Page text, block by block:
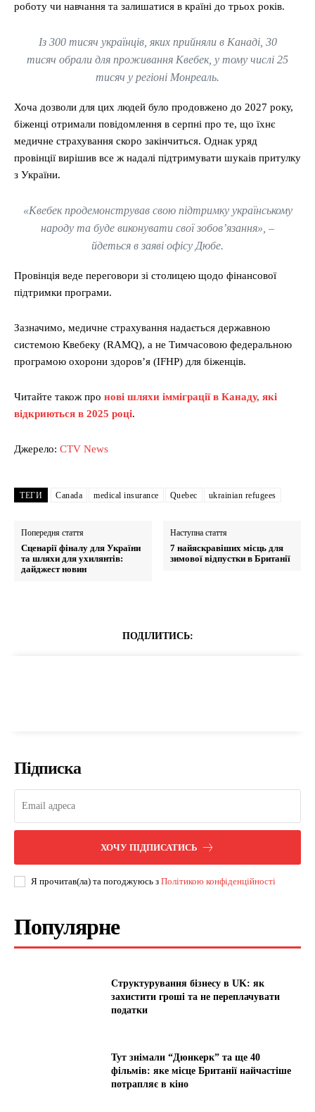
роботу чи навчання та залишатися в країні до трьох років.
Із 300 тисяч українців, яких прийняли в Канаді, 30
тисяч обрали для проживання Квебек, у тому числі 25
тисяч у регіоні Монреаль.
Хоча дозволи для цих людей було продовжено до 2027 року,
біженці отримали повідомлення в серпні про те, що їхнє
медичне страхування скоро закінчиться. Однак уряд
провінції вирішив все ж надалі підтримувати шукаів притулку
з України.
«Квебек продемонстрував свою підтримку українському
народу та буде виконувати свої зобов’язання», –
йдеться в заяві офісу Дюбе.
Провінція веде переговори зі столицею щодо фінансової
підтримки програми.
Зазначимо, медичне страхування надається державною
системою Квебеку (RAMQ), а не Тимчасовою федеральною
програмою охорони здоров’я (IFHP) для біженців.
Читайте також про нові шляхи імміграції в Канаду, які
відкриються в 2025 році.
Джерело: CTV News
ТЕГИ Canada medical insurance Quebec ukrainian refugees
Попередня стаття
Сценарії фіналу для України
та шляхи для ухилянтів:
дайджест новин
Наступна стаття
7 найяскравіших місць для
зимової відпустки в Британії
ПОДІЛИТИСЬ:
Підписка
ХОЧУ ПІДПИСАТИСЬ
Я прочитав(ла) та погоджуюсь з Політикою конфіденційності
Популярне
Структурування бізнесу в UK: як
захистити гроші та не переплачувати
податки
Тут знімали “Дюнкерк” та ще 40
фільмів: яке місце Британії найчастіше
потрапляє в кіно